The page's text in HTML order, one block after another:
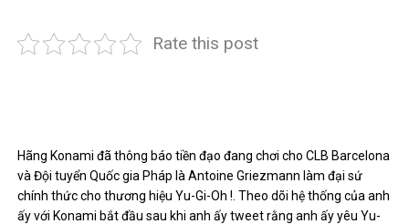
Rate this post
Hãng Konami đã thông báo tiền đạo đang chơi cho CLB Barcelona
và Đội tuyển Quốc gia Pháp là Antoine Griezmann làm đại sứ
chính thức cho thương hiệu Yu-Gi-Oh !. Theo dõi hệ thống của anh
ấy với Konami bắt đầu sau khi anh ấy tweet rằng anh ấy yêu Yu-